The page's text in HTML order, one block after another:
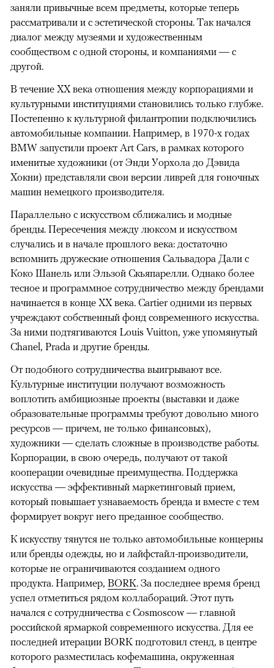
заняли привычные всем предметы, которые теперь
рассматривали и с эстетической стороны. Так начался
диалог между музеями и художественным
сообществом с одной стороны, и компаниями — с
другой.
В течение XX века отношения между корпорациями и
культурными институциями становились только глубже.
Постепенно к культурной филантропии подключились
автомобильные компании. Например, в 1970-х годах
BMW запустили проект Art Cars, в рамках которого
именитые художники (от Энди Уорхола до Дэвида
Хокни) представляли свои версии ливрей для гоночных
машин немецкого производителя.
Параллельно с искусством сближались и модные
бренды. Пересечения между люксом и искусством
случались и в начале прошлого века: достаточно
вспомнить дружеские отношения Сальвадора Дали с
Коко Шанель или Эльзой Скьяпарелли. Однако более
тесное и программное сотрудничество между брендами
начинается в конце XX века. Cartier одними из первых
учреждают собственный фонд современного искусства.
За ними подтягиваются Louis Vuitton, уже упомянутый
Chanel, Prada и другие бренды.
От подобного сотрудничества выигрывают все.
Культурные институции получают возможность
воплотить амбициозные проекты (выставки и даже
образовательные программы требуют довольно много
ресурсов — причем, не только финансовых),
художники — сделать сложные в производстве работы.
Корпорации, в свою очередь, получают от такой
кооперации очевидные преимущества. Поддержка
искусства — эффективный маркетинговый прием,
который повышает узнаваемость бренда и вместе с тем
формирует вокруг него преданное сообщество.
К искусству тянутся не только автомобильные концерны
или бренды одежды, но и лайфстайл-производители,
которые не ограничиваются созданием одного
продукта. Например, BORK. За последнее время бренд
успел отметиться рядом коллабораций. Этот путь
начался с сотрудничества с Cosmoscow — главной
российской ярмаркой современного искусства. Для ее
последней итерации BORK подготовил стенд, в центре
которого разместилась кофемашина, окруженная